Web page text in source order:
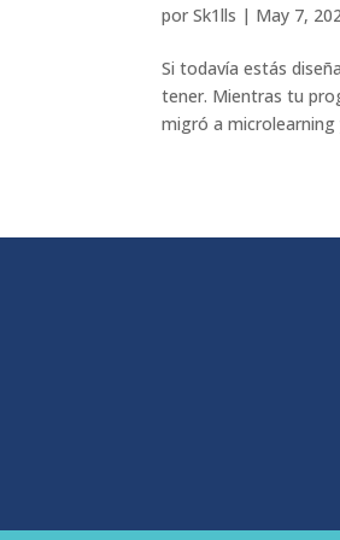
porSk1lls | May 7,
Si todavía estás
tener. Mientras tu
migró a